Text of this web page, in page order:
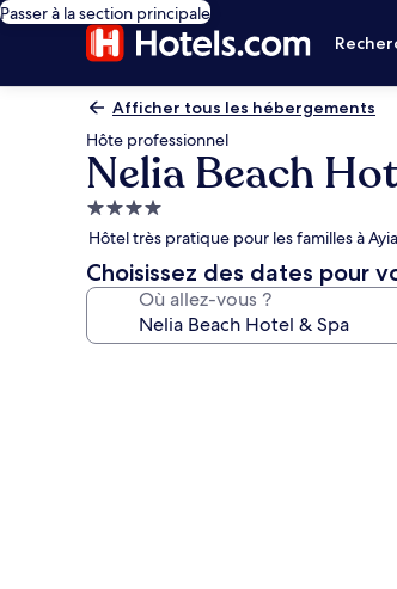
Passer à la section principale
Afficher tous les hébergements
Hôte professionnel
Nelia Beach
Hébergement
4.0 étoiles
Hôtel très pratique pour les familles à
Choisissez des dates pour
Où allez-vous ?